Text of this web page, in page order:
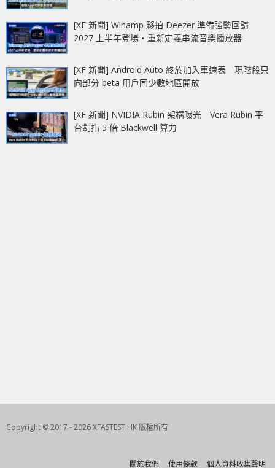
[XF 新聞] Winamp 夥拍 Deezer 準備強勢回歸
2027 上半年登場‧重新定義串流音樂播放器
[XF 新聞] Android Auto 終於加入車速表 現階段只
向部分 beta 用戶同少數地區開放
[XF 新聞] NVIDIA Rubin 架構曝光 Vera Rubin 平
台劍指 5 倍 Blackwell 算力
Copyright © 2017 - 2026 XFASTEST HK 版權所有
關於我們 使用條款 個人資料收集聲明